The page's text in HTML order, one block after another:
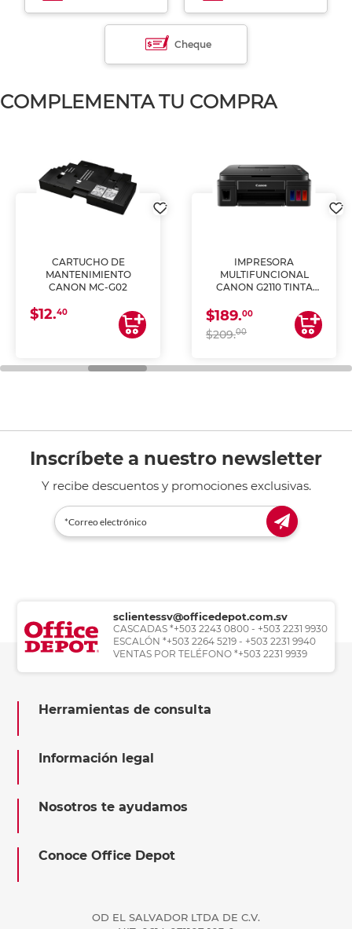
Cheque
COMPLEMENTA TU COMPRA
CARTUCHO DE
MANTENIMIENTO
CANON MC-G02
$12.40
IMPRESORA
MULTIFUNCIONAL
CANON G2110 TINTA
$189.00
$209.00
Inscríbete a nuestro newsletter
Y recibe descuentos y promociones exclusivas.
sclientessv@officedepot.com.sv
CASCADAS *+503 2243 0800 - +503 2231 9930
ESCALÓN *+503 2264 5219 - +503 2231 9940
VENTAS POR TELÉFONO *+503 2231 9939
Herramientas de consulta
Información legal
Nosotros te ayudamos
Conoce Office Depot
OD EL SALVADOR LTDA DE C.V.